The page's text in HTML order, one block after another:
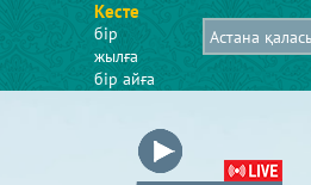
Кесте
бір
жылға
бір айға